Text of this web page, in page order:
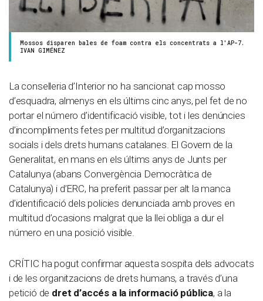
Mossos disparen bales de foam contra els concentrats a l'AP-7.
IVAN GIMÉNEZ
La conselleria d’Interior no ha sancionat cap mosso
d’esquadra, almenys en els últims cinc anys, pel fet de no
portar el número d’identificació visible, tot i les denúncies
d’incompliments fetes per multitud d’organitzacions
socials i dels drets humans catalanes. El Govern de la
Generalitat, en mans en els últims anys de Junts per
Catalunya (abans Convergència Democràtica de
Catalunya) i d’ERC, ha preferit passar per alt la manca
d’identificació dels policies denunciada amb proves en
multitud d’ocasions malgrat que la llei obliga a dur el
número en una posició visible.
CRÍTIC ha pogut confirmar aquesta sospita dels advocats
i de les organitzacions de drets humans, a través d’una
petició de dret d’accés a la informació pública, a la